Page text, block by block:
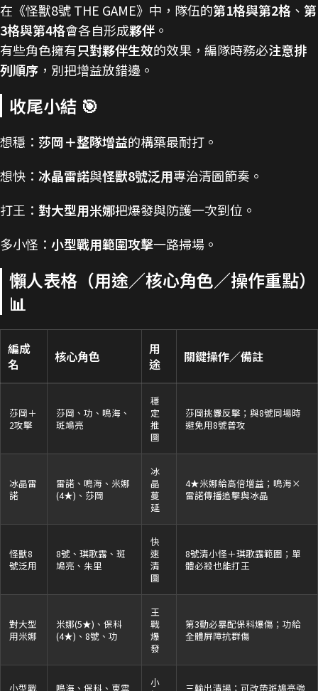
在《怪獸8號 THE GAME》中，隊伍的第1格與第2格 、 第
3格與第4格會各自形成夥伴 。
有些角色擁有只對夥伴生效的效果，編隊時務必注意排
列順序 ，別把增益放錯邊。
收尾小結 🎯
想穩： 莎岡＋整隊增益的構築最耐打。
想快： 冰晶雷諾與怪獸8號泛用專治清圖節奏。
打王： 對大型用米娜把爆發與防護一次到位。
多小怪： 小型戰用範圍攻擊一路掃場。
懶人表格（用途／核心角色／操作重點）
📊
編成
名
核心角色
用
途
關鍵操作／備註
莎岡＋
2攻擊
莎岡、功、鳴海、
斑鳩亮
穩
定
推
圖
莎岡挑釁反擊；與8號同場時
避免用8號普攻
冰晶雷
諾
雷諾、鳴海、米娜
(4★)、莎岡
冰
晶
蔓
延
4★米娜給高倍增益；鳴海×
雷諾傳播追擊與冰晶
怪獸8
號泛用
8號、琪歌露、斑
鳩亮、朱里
快
速
清
圖
8號清小怪＋琪歌露範圍；單
體必殺也能打王
對大型
用米娜
米娜(5★)、保科
(4★)、8號、功
王
戰
爆
發
第3動必暴配保科爆傷；功給
全體屏障抗群傷
小型戰
鳴海、保科、東雲
小
三輸出清場；可改帶斑鳩亮強